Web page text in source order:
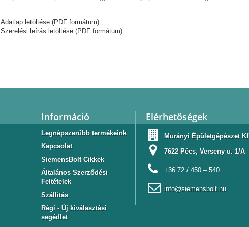
Adatlap letöltése (PDF formátum)
Szerelési leírás letöltése (PDF formátum)
Információ
Legnépszerübb termékeink
Kapcsolat
SiemensBolt Cikkek
Általános Szerződési
Feltételek
Szállítás
Régi - Új kiválasztási
segédlet
Elérhetőségek
Murányi Épületgépészet
7622 Pécs, Verseny u. 1/A
+36 72 / 450 – 540
info@siemensbolt.hu